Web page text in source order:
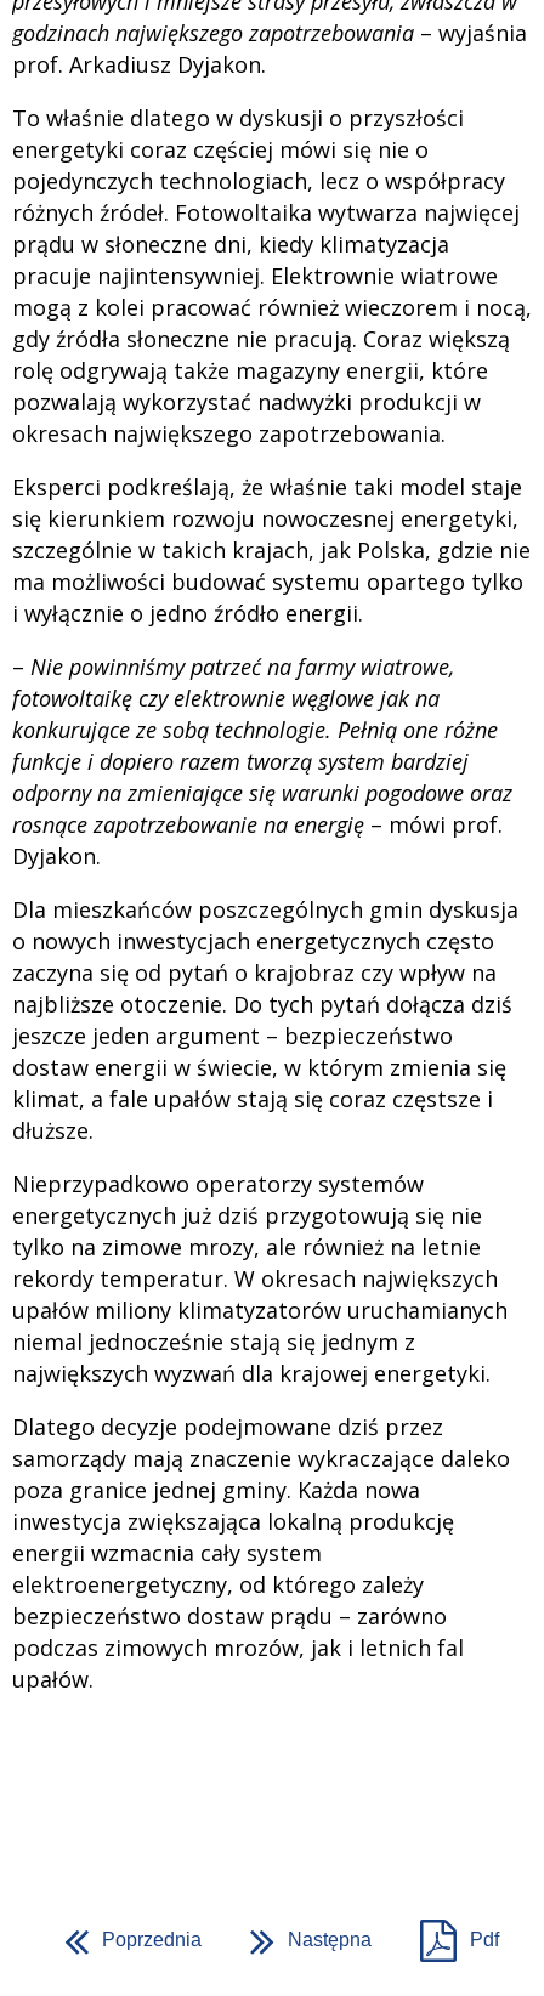
godzinach największego zapotrzebowania – wyjaśnia
prof. Arkadiusz Dyjakon.
To właśnie dlatego w dyskusji o przyszłości
energetyki coraz częściej mówi się nie o
pojedynczych technologiach, lecz o współpracy
różnych źródeł. Fotowoltaika wytwarza najwięcej
prądu w słoneczne dni, kiedy klimatyzacja
pracuje najintensywniej. Elektrownie wiatrowe
mogą z kolei pracować również wieczorem i nocą,
gdy źródła słoneczne nie pracują. Coraz większą
rolę odgrywają także magazyny energii, które
pozwalają wykorzystać nadwyżki produkcji w
okresach największego zapotrzebowania.
Eksperci podkreślają, że właśnie taki model staje
się kierunkiem rozwoju nowoczesnej energetyki,
szczególnie w takich krajach, jak Polska, gdzie nie
ma możliwości budować systemu opartego tylko
i wyłącznie o jedno źródło energii.
– Nie powinniśmy patrzeć na farmy wiatrowe,
fotowoltaikę czy elektrownie węglowe jak na
konkurujące ze sobą technologie. Pełnią one różne
funkcje i dopiero razem tworzą system bardziej
odporny na zmieniające się warunki pogodowe oraz
rosnące zapotrzebowanie na energię – mówi prof.
Dyjakon.
Dla mieszkańców poszczególnych gmin dyskusja
o nowych inwestycjach energetycznych często
zaczyna się od pytań o krajobraz czy wpływ na
najbliższe otoczenie. Do tych pytań dołącza dziś
jeszcze jeden argument – bezpieczeństwo
dostaw energii w świecie, w którym zmienia się
klimat, a fale upałów stają się coraz częstsze i
dłuższe.
Nieprzypadkowo operatorzy systemów
energetycznych już dziś przygotowują się nie
tylko na zimowe mrozy, ale również na letnie
rekordy temperatur. W okresach największych
upałów miliony klimatyzatorów uruchamianych
niemal jednocześnie stają się jednym z
największych wyzwań dla krajowej energetyki.
Dlatego decyzje podejmowane dziś przez
samorządy mają znaczenie wykraczające daleko
poza granice jednej gminy. Każda nowa
inwestycja zwiększająca lokalną produkcję
energii wzmacnia cały system
elektroenergetyczny, od którego zależy
bezpieczeństwo dostaw prądu – zarówno
podczas zimowych mrozów, jak i letnich fal
upałów.
Poprzednia Następna Pdf